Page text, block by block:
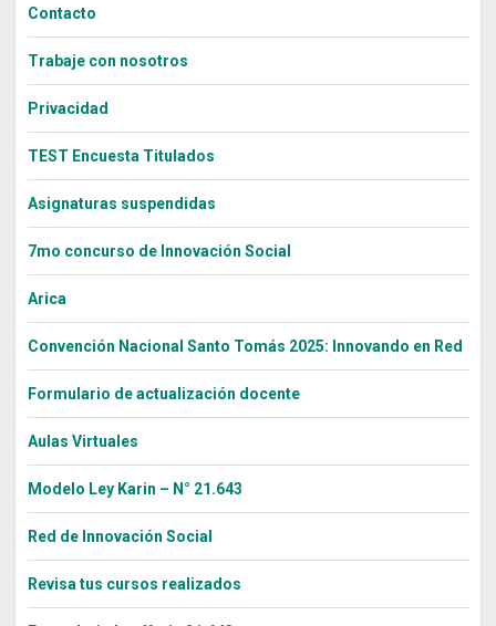
Contacto
Trabaje con nosotros
Privacidad
TEST Encuesta Titulados
Asignaturas suspendidas
7mo concurso de Innovación Social
Arica
Convención Nacional Santo Tomás 2025: Innovando en Red
Formulario de actualización docente
Aulas Virtuales
Modelo Ley Karin – N° 21.643
Red de Innovación Social
Revisa tus cursos realizados